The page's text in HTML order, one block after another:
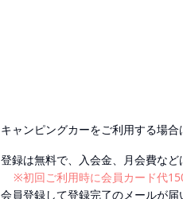
キャンピングカーをご利用する場合
登録は無料で、入会金、月会費など
※初回ご利用時に会員カード代
会員登録して登録完了のメールが届